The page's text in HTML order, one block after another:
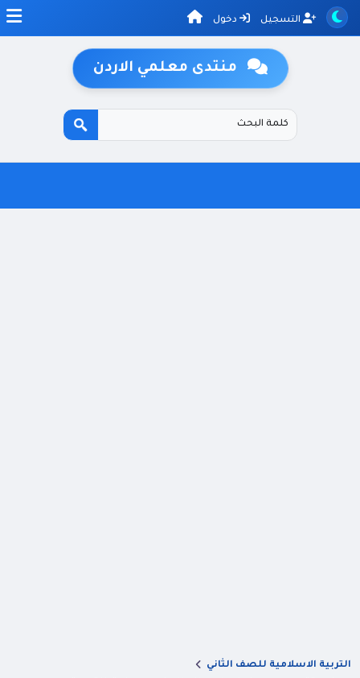
التسجيل دخول
منتدى معلمي الاردن
التربية الاسلامية للصف الثاني